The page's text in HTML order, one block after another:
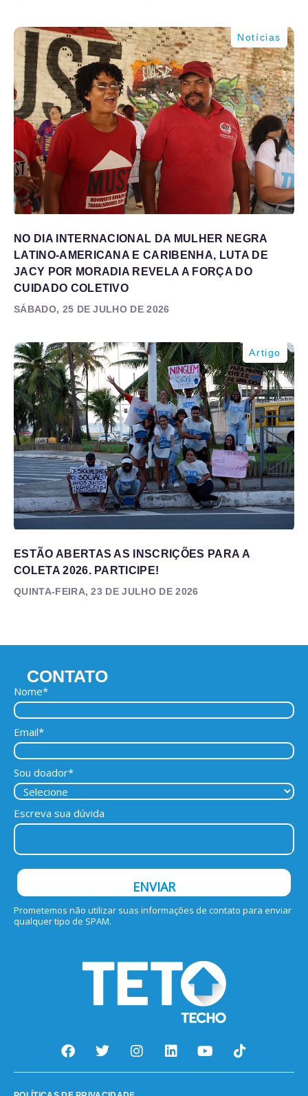
Notícias
NO DIA INTERNACIONAL DA MULHER NEGRA
LATINO-AMERICANA E CARIBENHA, LUTA DE
JACY POR MORADIA REVELA A FORÇA DO
CUIDADO COLETIVO
SÁBADO, 25 DE JULHO DE 2026
Artigo
ESTÃO ABERTAS AS INSCRIÇÕES PARA A
COLETA 2026. PARTICIPE!
QUINTA-FEIRA, 23 DE JULHO DE 2026
CONTATO
Nome*
Email*
Sou doador*
Escreva sua dúvida
ENVIAR
Prometemos não utilizar suas informações de contato para enviar
qualquer tipo de SPAM.